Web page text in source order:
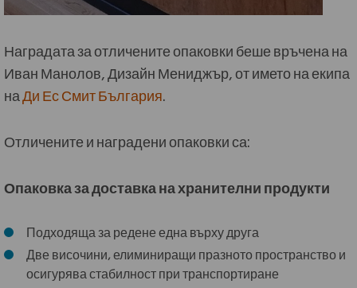
Наградата за отличените опаковки беше връчена на
Иван Манолов, Дизайн Мениджър, от името на екипа
наДи Ес Смит България.
Отличените и наградени опаковки са:
Опаковка за доставка на хранителни продукти
Подходяща за редене една върху друга
Две височини, елиминиращи празното пространство и
осигурява стабилност при транспортиране